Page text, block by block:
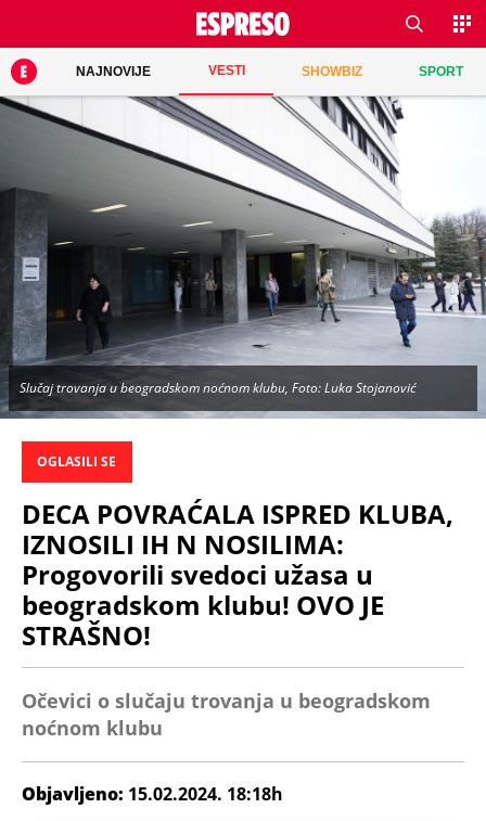
NAJNOVIJE VESTI SHOWBIZ SPORT
Slučaj trovanja u beogradskom noćnom klubu, Foto: Luka Stojanović
OGLASILI SE
DECA POVRAĆALA ISPRED KLUBA,
IZNOSILI IH N NOSILIMA:
Progovorili svedoci užasa u
beogradskom klubu! OVO JE
STRAŠNO!
Očevici o slučaju trovanja u beogradskom
noćnom klubu
Objavljeno: 15.02.2024. 18:18h